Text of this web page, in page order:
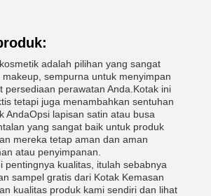
adalah pilihan yang sangat
sempurna untuk menyimpan
persediaan perawatan Anda.Kotak ini
tetapi juga menambahkan sentuhan
AndaOpsi lapisan satin atau busa
yang sangat baik untuk produk
mereka tetap aman dan aman
atau penyimpanan.
pentingnya kualitas, itulah sebabnya
sampel gratis dari Kotak Kemasan
kualitas produk kami sendiri dan lihat